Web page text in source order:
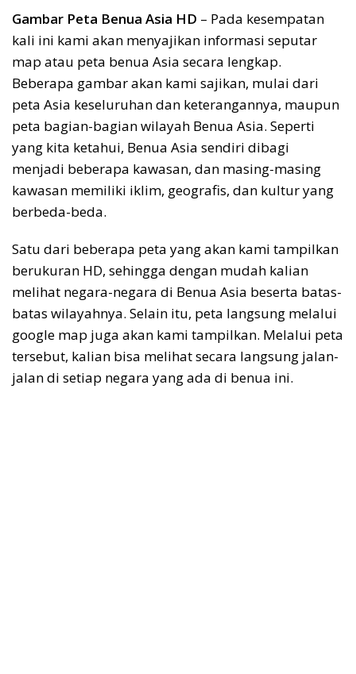
Gambar Peta Benua Asia HD – Pada kesempatan
kali ini kami akan menyajikan informasi seputar
map atau peta benua Asia secara lengkap.
Beberapa gambar akan kami sajikan, mulai dari
peta Asia keseluruhan dan keterangannya, maupun
peta bagian-bagian wilayah Benua Asia. Seperti
yang kita ketahui, Benua Asia sendiri dibagi
menjadi beberapa kawasan, dan masing-masing
kawasan memiliki iklim, geografis, dan kultur yang
berbeda-beda.
Satu dari beberapa peta yang akan kami tampilkan
berukuran HD, sehingga dengan mudah kalian
melihat negara-negara di Benua Asia beserta batas-
batas wilayahnya. Selain itu, peta langsung melalui
google map juga akan kami tampilkan. Melalui peta
tersebut, kalian bisa melihat secara langsung jalan-
jalan di setiap negara yang ada di benua ini.